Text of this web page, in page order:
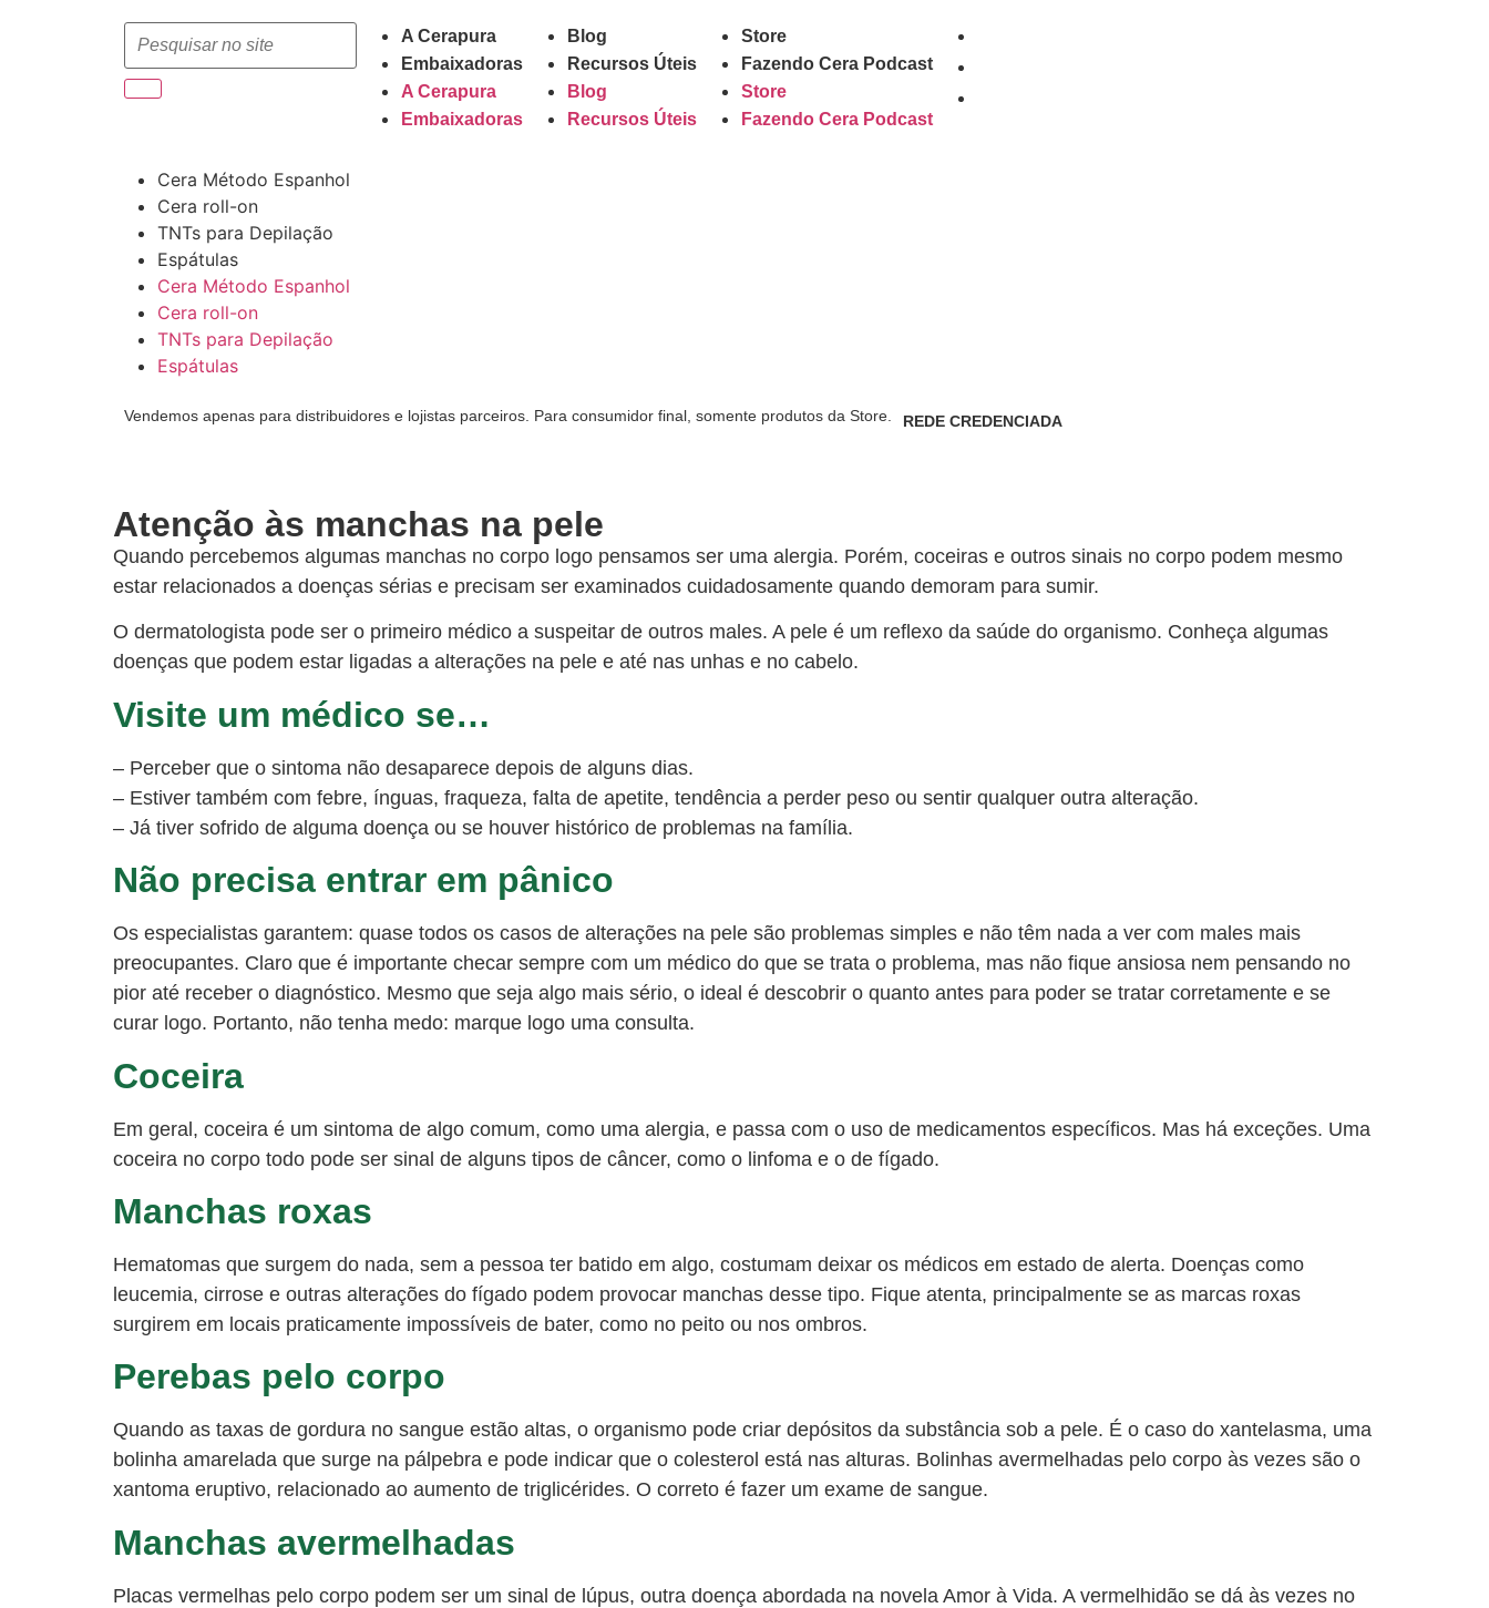
A Cerapura
Embaixadoras
A Cerapura
Embaixadoras
Blog
Recursos Úteis
Blog
Recursos Úteis
Store
Fazendo Cera Podcast
Store
Fazendo Cera Podcast
Cera Método Espanhol
Cera roll-on
TNTs para Depilação
Espátulas
Cera Método Espanhol
Cera roll-on
TNTs para Depilação
Espátulas
Vendemos apenas para distribuidores e lojistas parceiros. Para consumidor final, somente produtos da Store. REDE CREDENCIADA
Quando percebemos algumas manchas no corpo logo pensamos ser uma alergia. Porém, coceiras e outros sinais no corpo podem mesmo
estar relacionados a doenças sérias e precisam ser examinados cuidadosamente quando demoram para sumir.
O dermatologista pode ser o primeiro médico a suspeitar de outros males. A pele é um reflexo da saúde do organismo. Conheça algumas
doenças que podem estar ligadas a alterações na pele e até nas unhas e no cabelo.
Visite um médico se…
– Perceber que o sintoma não desaparece depois de alguns dias.
– Estiver também com febre, ínguas, fraqueza, falta de apetite, tendência a perder peso ou sentir qualquer outra alteração.
– Já tiver sofrido de alguma doença ou se houver histórico de problemas na família.
Não precisa entrar em pânico
Os especialistas garantem: quase todos os casos de alterações na pele são problemas simples e não têm nada a ver com males mais
preocupantes. Claro que é importante checar sempre com um médico do que se trata o problema, mas não fique ansiosa nem pensando no
pior até receber o diagnóstico. Mesmo que seja algo mais sério, o ideal é descobrir o quanto antes para poder se tratar corretamente e se
curar logo. Portanto, não tenha medo: marque logo uma consulta.
Coceira
Em geral, coceira é um sintoma de algo comum, como uma alergia, e passa com o uso de medicamentos específicos. Mas há exceções. Uma
coceira no corpo todo pode ser sinal de alguns tipos de câncer, como o linfoma e o de fígado.
Manchas roxas
Hematomas que surgem do nada, sem a pessoa ter batido em algo, costumam deixar os médicos em estado de alerta. Doenças como
leucemia, cirrose e outras alterações do fígado podem provocar manchas desse tipo. Fique atenta, principalmente se as marcas roxas
surgirem em locais praticamente impossíveis de bater, como no peito ou nos ombros.
Perebas pelo corpo
Quando as taxas de gordura no sangue estão altas, o organismo pode criar depósitos da substância sob a pele. É o caso do xantelasma, uma
bolinha amarelada que surge na pálpebra e pode indicar que o colesterol está nas alturas. Bolinhas avermelhadas pelo corpo às vezes são o
xantoma eruptivo, relacionado ao aumento de triglicérides. O correto é fazer um exame de sangue.
Manchas avermelhadas
Placas vermelhas pelo corpo podem ser um sinal de lúpus, outra doença abordada na novela Amor à Vida. A vermelhidão se dá às vezes no